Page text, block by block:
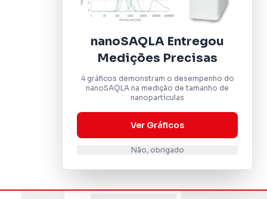
nanoSAQLA Entregou
Medições Precisas
4 gráficos demonstram o desempenho do
nanoSAQLA na medição de tamanho de
nanopartículas
Ver Gráficos
Não, obrigado